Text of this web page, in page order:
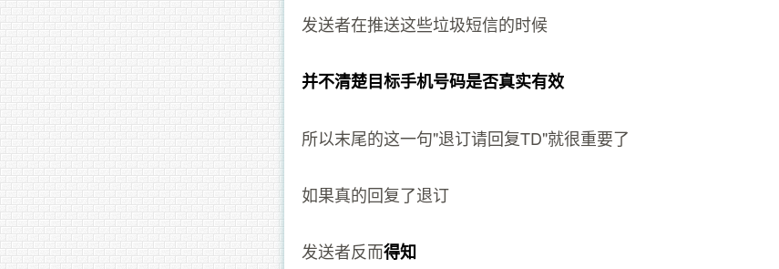
发送者在推送这些垃圾短信的时候
并不清楚目标手机号码是否真实有效
所以末尾的这一句"退订请回复TD"就很重要了
如果真的回复了退订
发送者反而得知